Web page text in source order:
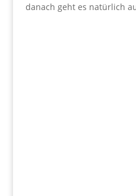
danach geht es natürlich